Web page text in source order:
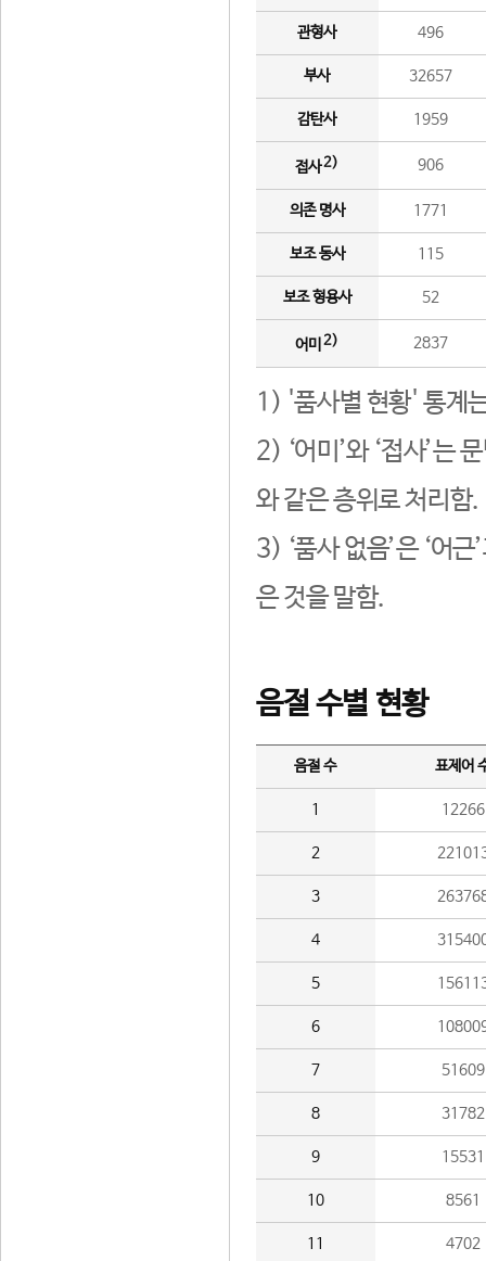
관형사 496
부사 32657
감탄사 1959
접사2) 906
의존 명사 1771
보조 동사 115
보조 형용사 52
어미 2) 2837
1) '품사별 현황' 통계
2) ‘어미’와 ‘접사’는
와 같은 층위로 처리함.
3) ‘품사 없음’은 ‘어
은 것을 말함.
음절 수별 현황
음절 수 표제어
1 12266
2
3
4
5
6
7 51609
8 31782
9 15531
10 8561
11 4702